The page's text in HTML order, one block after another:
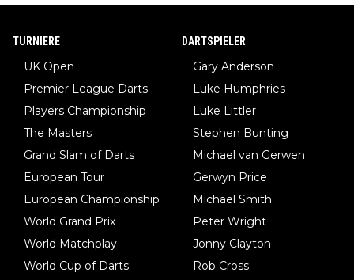
TURNIERE
UK Open
Premier League Darts
Players Championship
The Masters
Grand Slam of Darts
European Tour
European Championship
World Grand Prix
World Matchplay
World Cup of Darts
DARTSPIELER
Gary Anderson
Luke Humphries
Luke Littler
Stephen Bunting
Michael van Gerwen
Gerwyn Price
Michael Smith
Peter Wright
Jonny Clayton
Rob Cross